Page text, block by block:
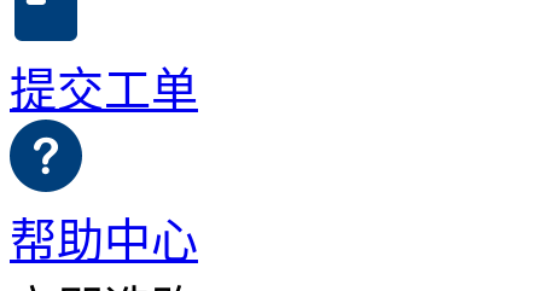
提交工单
帮助中心